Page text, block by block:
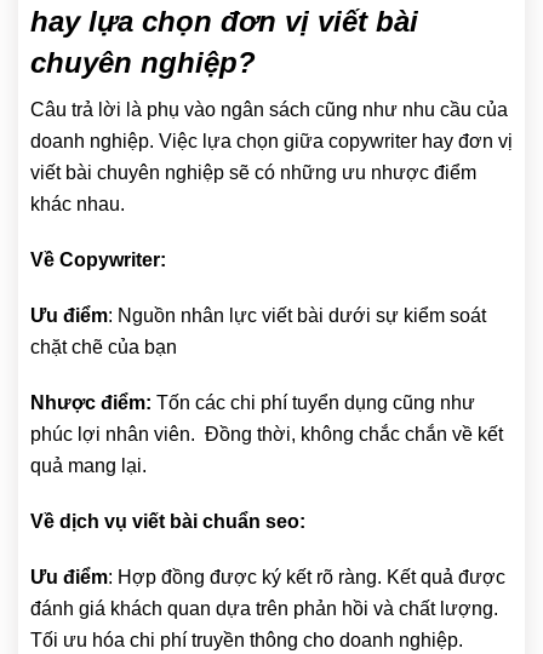
hay lựa chọn đơn vị viết bài
chuyên nghiệp?
Câu trả lời là phụ vào ngân sách cũng như nhu cầu của
doanh nghiệp. Việc lựa chọn giữa copywriter hay đơn vị
viết bài chuyên nghiệp sẽ có những ưu nhược điểm
khác nhau.
Về Copywriter:
Ưu điểm: Nguồn nhân lực viết bài dưới sự kiểm soát
chặt chẽ của bạn
Nhược điểm: Tốn các chi phí tuyển dụng cũng như
phúc lợi nhân viên. Đồng thời, không chắc chắn về kết
quả mang lại.
Về dịch vụ viết bài chuẩn seo:
Ưu điểm: Hợp đồng được ký kết rõ ràng. Kết quả được
đánh giá khách quan dựa trên phản hồi và chất lượng.
Tối ưu hóa chi phí truyền thông cho doanh nghiệp.